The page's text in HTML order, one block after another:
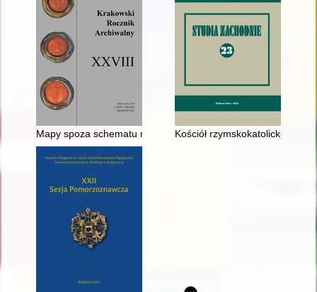
Mapy spoza schematu myślenia społecznego : kilka refleksji
Kościół rzymskokatolicki w